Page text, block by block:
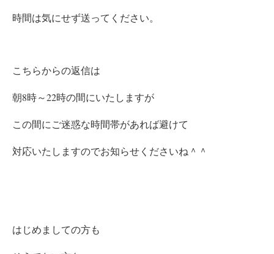
時間は気にせず送ってください。
こちらからの返信は
朝8時～22時の間にいたしますが
この間にご迷惑な時間帯があれば避けて
対応いたしますのでお知らせくださいね＾＾
はじめましての方も